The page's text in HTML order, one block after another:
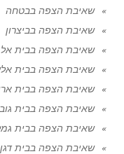
שאיבת הצפה בבטחה
שאיבת הצפה בביצרון
שאיבת הצפה בבית אל
שאיבת הצפה בבית
שאיבת הצפה בבית
שאיבת הצפה בבית
שאיבת הצפה בבית
שאיבת הצפה בבית דגן